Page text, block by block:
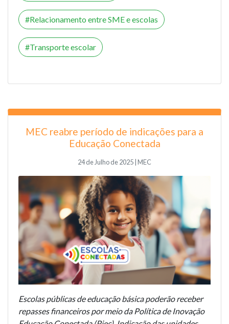
Relacionamento entre SME e escolas
Transporte escolar
MEC reabre período de indicações para a
Educação Conectada
24 de Julho de 2025 | MEC
Escolas públicas de educação básica poderão receber
repasses financeiros por meio da Política de Inovação